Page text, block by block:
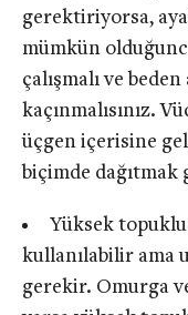
gerektiriyorsa,
mümkün
çalışmalı ve
kaçınmalısınız.
üçgen içerisine
biçimde dağıtmak
Yüksek topuklu
kullanılabilir ama
gerekir. Omurga